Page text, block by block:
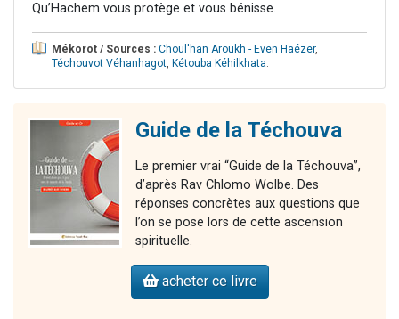
Qu’Hachem vous protège et vous bénisse.
Mékorot / Sources : Choul'han Aroukh - Even Haézer,
Téchouvot Véhanhagot, Kétouba Kéhilkhata.
Guide de la Téchouva
Le premier vrai “Guide de la Téchouva”,
d’après Rav Chlomo Wolbe. Des
réponses concrètes aux questions que
l’on se pose lors de cette ascension
spirituelle.
acheter ce livre